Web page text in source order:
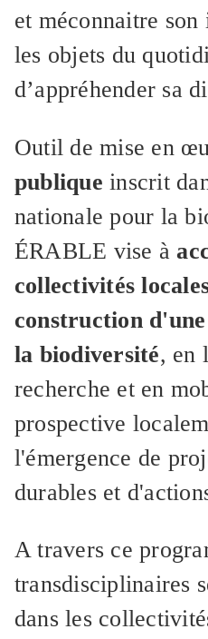
et méconnaitre son
les objets du
d’appréhender sa
Outil de mise en
publique inscrit
nationale pour la
ÉRABLE vise à
collectivités
construction
la biodiversité, en
recherche et en
prospective
l'émergence de
durables et
A travers ce
transdisciplinaires
dans les